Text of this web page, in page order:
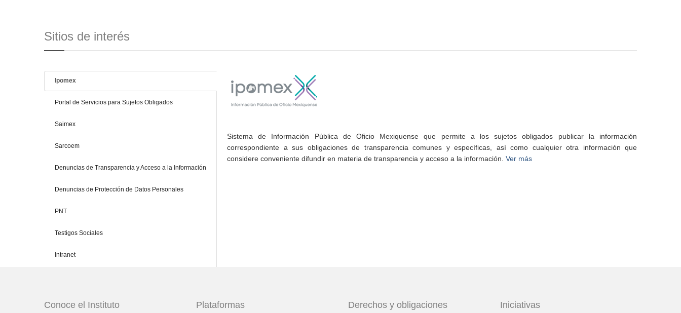
Sitios de interés
Ipomex
Portal de Servicios para Sujetos Obligados
Saimex
Sarcoem
Denuncias de Transparencia y Acceso a la Información
Denuncias de Protección de Datos Personales
PNT
Testigos Sociales
Intranet
Sistema de Información Pública de Oficio Mexiquense que permite a los sujetos obligados publicar la información
correspondiente a sus obligaciones de transparencia comunes y específicas, así como cualquier otra información que
considere conveniente difundir en materia de transparencia y acceso a la información. Ver más
Conoce el Instituto Plataformas Derechos y obligaciones Iniciativas